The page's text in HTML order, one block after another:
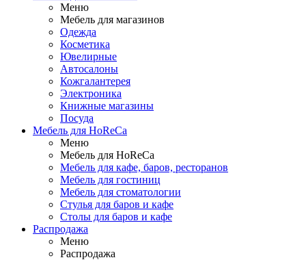
Меню
Мебель для магазинов
Одежда
Косметика
Ювелирные
Автосалоны
Кожгалантерея
Электроника
Книжные магазины
Посуда
Мебель для HoReCa
Меню
Мебель для HoReCa
Мебель для кафе, баров, ресторанов
Мебель для гостиниц
Мебель для стоматологии
Стулья для баров и кафе
Столы для баров и кафе
Распродажа
Меню
Распродажа